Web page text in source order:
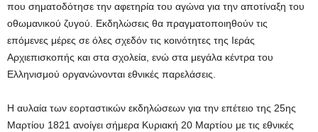
που σηματοδότησε την αφετηρία του αγώνα για την αποτίναξη του
οθωμανικού ζυγού. Εκδηλώσεις θα πραγματοποιηθούν τις
επόμενες μέρες σε όλες σχεδόν τις κοινότητες της Ιεράς
Αρχιεπισκοπής και στα σχολεία, ενώ στα μεγάλα κέντρα του
Ελληνισμού οργανώνονται εθνικές παρελάσεις.
Η αυλαία των εορταστικών εκδηλώσεων για την επέτειο της 25ης
Μαρτίου 1821 ανοίγει σήμερα Κυριακή 20 Μαρτίου με τις εθνικές